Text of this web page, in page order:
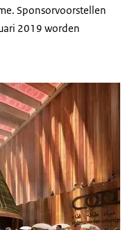
Sponsorvoorstellen
2019 worden